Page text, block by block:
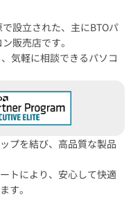
ツ物損保証！
値引き！
なポイント！
設立された、主にBTOパ
販売店です。
気軽に相談できるパソコ
プを結び、高品質な製品
トにより、安心して快適
す。